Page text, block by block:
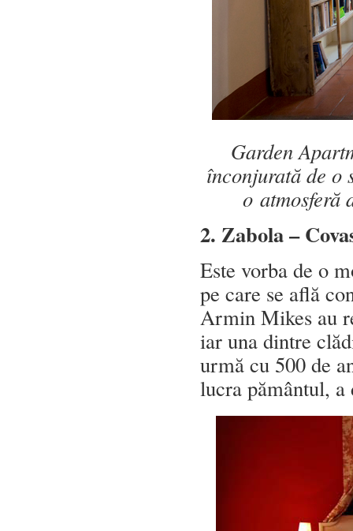
Garden
înconjurată de o
o atmosferă
2. Zabola –
Este vorba de o
pe care se află
Armin Mikes au
iar una dintre
urmă cu 500 de
lucra pământul,